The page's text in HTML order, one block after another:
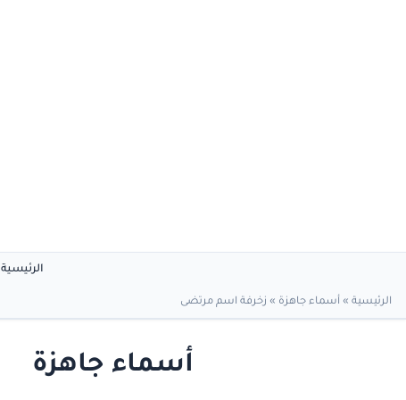
الرئيسية
الرئيسية » أسماء جاهزة » زخرفة اسم مرتضى
أسماء جاهزة